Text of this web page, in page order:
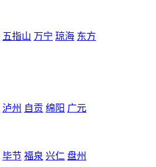
五指山 万宁 琼海 东方
泸州 自贡 绵阳 广元
毕节 福泉 兴仁 盘州